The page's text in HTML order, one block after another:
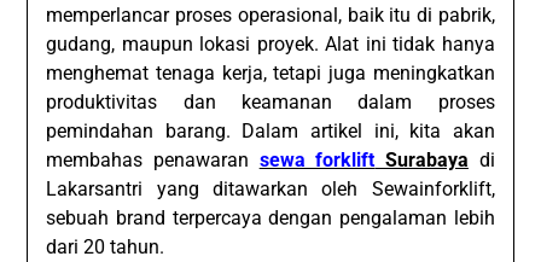
memperlancar proses operasional, baik itu di pabrik,
gudang, maupun lokasi proyek. Alat ini tidak hanya
menghemat tenaga kerja, tetapi juga meningkatkan
produktivitas dan keamanan dalam proses
pemindahan barang. Dalam artikel ini, kita akan
membahas penawaran sewa forklift Surabaya di
Lakarsantri yang ditawarkan oleh Sewainforklift,
sebuah brand terpercaya dengan pengalaman lebih
dari 20 tahun.